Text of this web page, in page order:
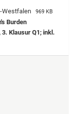
Westfalen 969 KB
Burden
Klausur Q1; inkl.